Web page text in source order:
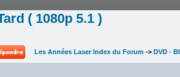
( 1080p 5.1 )
Les Années Laser Index du Forum -> DVD -